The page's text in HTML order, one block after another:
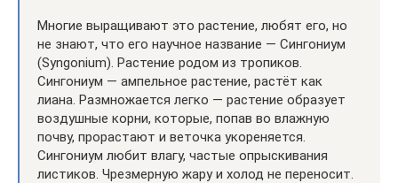
Многие выращивают это растение, любят его, но
не знают, что его научное название — Сингониум
(Syngonium). Растение родом из тропиков.
Сингониум — ампельное растение, растёт как
лиана. Размножается легко — растение образует
воздушные корни, которые, попав во влажную
почву, прорастают и веточка укореняется.
Сингониум любит влагу, частые опрыскивания
листиков. Чрезмерную жару и холод не переносит.